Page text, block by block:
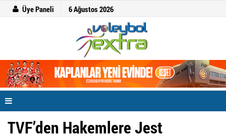
Üye Paneli 6 Ağustos 2026
TVF’den Hakemlere Jest